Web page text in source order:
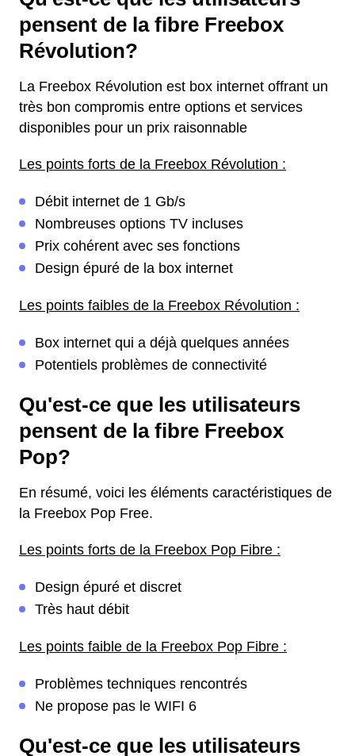
pensent de la fibre Freebox
Révolution?
La Freebox Révolution est box internet offrant un
très bon compromis entre options et services
disponibles pour un prix raisonnable
Les points forts de la Freebox Révolution :
Débit internet de 1 Gb/s
Nombreuses options TV incluses
Prix cohérent avec ses fonctions
Design épuré de la box internet
Les points faibles de la Freebox Révolution :
Box internet qui a déjà quelques années
Potentiels problèmes de connectivité
Qu'est-ce que les utilisateurs
pensent de la fibre Freebox
Pop?
En résumé, voici les éléments caractéristiques de
la Freebox Pop Free.
Les points forts de la Freebox Pop Fibre :
Design épuré et discret
Très haut débit
Les points faible de la Freebox Pop Fibre :
Problèmes techniques rencontrés
Ne propose pas le WIFI 6
Qu'est-ce que les utilisateurs